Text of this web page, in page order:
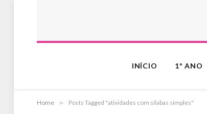
INÍCIO 1º ANO
Home » Posts Tagged "atividades com sílabas simples"